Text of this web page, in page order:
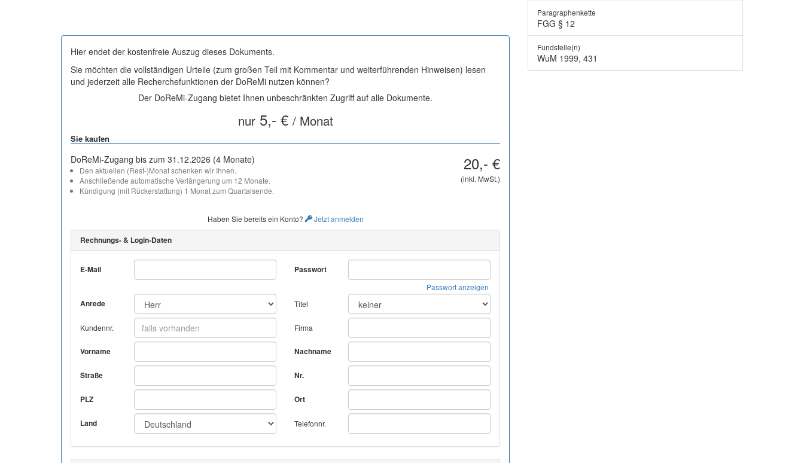
Hier endet der kostenfreie Auszug dieses Dokuments.
Sie möchten die vollständigen Urteile (zum großen Teil mit Kommentar und weiterführenden Hinweisen) lesen
und jederzeit alle Recherchefunktionen der DoReMi nutzen können?
Der DoReMi-Zugang bietet Ihnen unbeschränkten Zugriff auf alle Dokumente.
nur5,- € / Monat
Sie kaufen
DoReMi-Zugang bis zum 31.12.2026 (4 Monate)
Den aktuellen (Rest-)Monat schenken wir Ihnen.
Anschließende automatische Verlängerung um 12 Monate.
Kündigung (mit Rückerstattung) 1 Monat zum Quartalsende.
20,- €
(inkl. MwSt.)
Haben Sie bereits ein Konto? Jetzt anmelden
Rechnungs- & Login-Daten
E-Mail Passwort
Passwort anzeigen
Anrede Titel
Kundennr. Firma
Vorname Nachname
Straße Nr.
PLZ Ort
Land Telefonnr.
Paragraphenkette
FGG § 12
Fundstelle(n)
WuM 1999, 431